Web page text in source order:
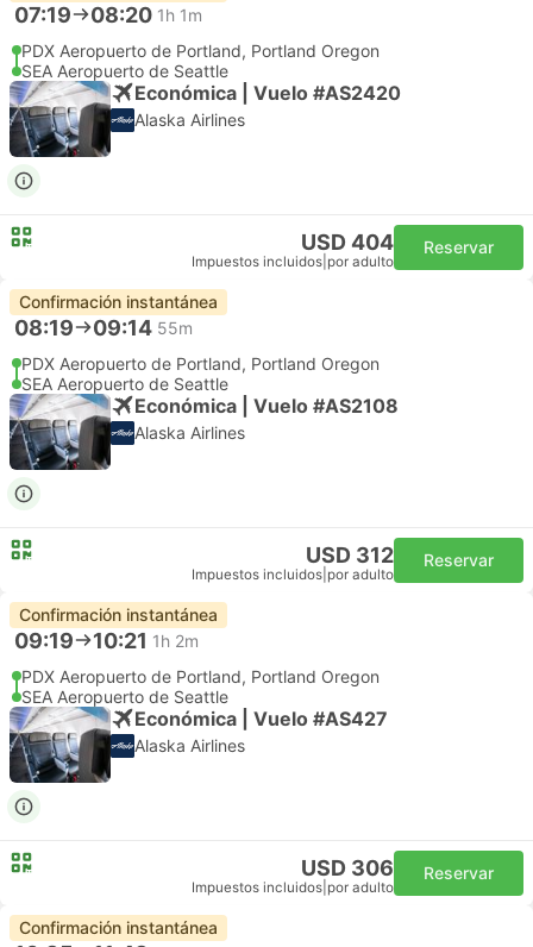
07:19 08:20 1h 1m
PDX Aeropuerto de Portland, Portland Oregon
SEA Aeropuerto de Seattle
Económica | Vuelo #AS2420
Alaska Airlines
USD 404
Impuestos incluidos por adulto
Reservar
Confirmación instantánea
08:19 09:14 55m
PDX Aeropuerto de Portland, Portland Oregon
SEA Aeropuerto de Seattle
Económica | Vuelo #AS2108
Alaska Airlines
USD 312
Impuestos incluidos por adulto
Reservar
Confirmación instantánea
09:19 10:21 1h 2m
PDX Aeropuerto de Portland, Portland Oregon
SEA Aeropuerto de Seattle
Económica | Vuelo #AS427
Alaska Airlines
USD 306
Impuestos incluidos por adulto
Reservar
Confirmación instantánea